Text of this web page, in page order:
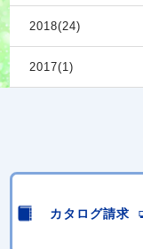
2018(24)
2017(1)
カタログ請求